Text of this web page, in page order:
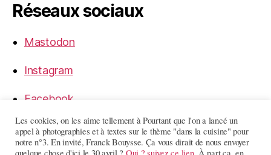
Réseaux sociaux
Mastodon
Instagram
Facebook
LinkedIn
Les cookies, on les aime tellement à Pourtant que l'on a lancé un
appel à photographies et à textes sur le thème "dans la cuisine" pour
notre n°3. En invité, Franck Bouysse. Ça vous dirait de nous envoyer